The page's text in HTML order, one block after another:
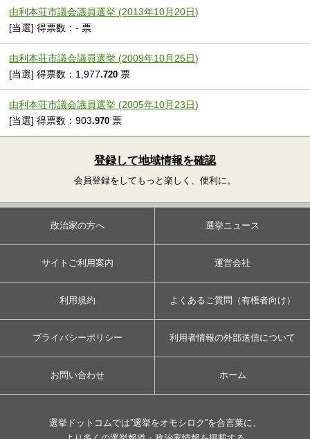
由利本荘市議会議員選挙 (2013年10月20日)
[当選] 得票数：- 票
由利本荘市議会議員選挙 (2009年10月25日)
[当選] 得票数：1,977.720 票
由利本荘市議会議員選挙 (2005年10月23日)
[当選] 得票数：903.970 票
登録して地域情報を確認
会員登録をしてもっと楽しく、便利に。
政治家の方へ 選挙ニュース
サイトご利用案内 運営会社
利用規約 よくあるご質問（有権者向け）
プライバシーポリシー 利用者情報の外部送信について
お問い合わせ ホーム
選挙ドットコムでは”選挙をオモシロク”を合言葉に、